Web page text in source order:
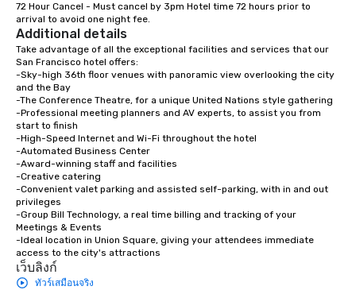
with different people
traverse along the
ways to network, but
way to do so. Large Groups Welcome
Lip Smacking Foodie
experiences can
choice for any
Stress-Free Booking
enjoy the company of
72 Hour Cancel - Must cancel by 3pm Hotel time 72 hours prior to
arrival to avoid one night fee.
Additional details
Take advantage of all the exceptional facilities and services that our
San Francisco hotel offers:
-Sky-high 36th floor venues with panoramic view overlooking the city
and the Bay
-The Conference Theatre, for a unique United Nations style gathering
-Professional meeting planners and AV experts, to assist you from
start to finish
-High-Speed Internet and Wi-Fi throughout the hotel
-Automated Business Center
-Award-winning staff and facilities
-Creative catering
-Convenient valet parking and assisted self-parking, with in and out
privileges
-Group Bill Technology, a real time billing and tracking of your
Meetings & Events
-Ideal location in Union Square, giving your attendees immediate
access to the city's attractions
เว็บลิงก์
ทัวร์เสมือนจริง